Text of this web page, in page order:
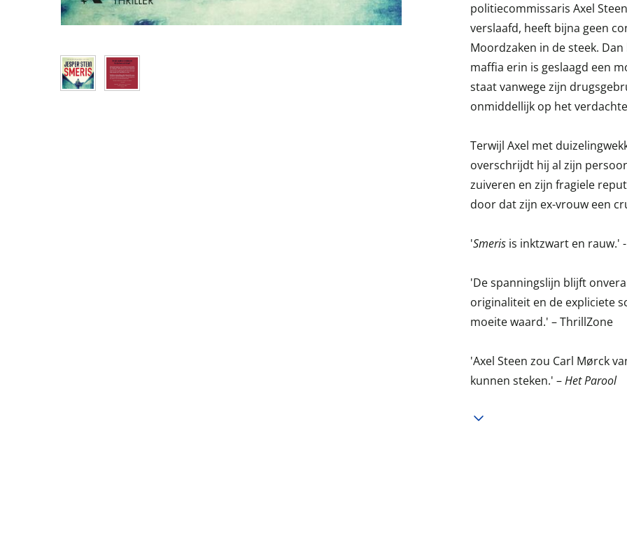
politiecommissaris Axel
verslaafd, heeft bijna geen
Moordzaken in de steek.
maffia erin is geslaagd een
staat vanwege zijn
onmiddellijk op het
Terwijl Axel met
overschrijdt hij al zijn
zuiveren en zijn fragiele
door dat zijn ex-vrouw een
'Smeris is inktzwart en rauw.' -
'De spanningslijn blijft
originaliteit en de expliciete
moeite waard.' – ThrillZone
'Axel Steen zou Carl Mørck
kunnen steken.' –Het Parool